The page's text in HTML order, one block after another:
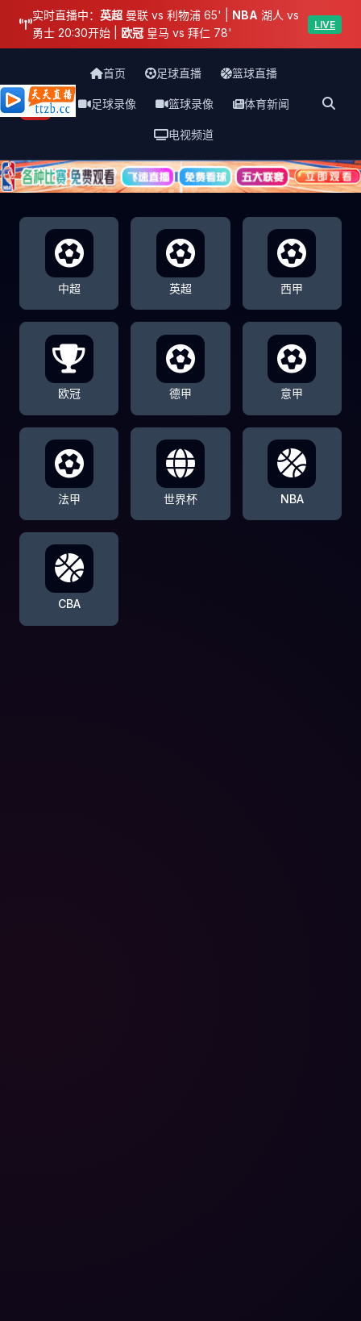
实时直播中： 英超 曼联 vs 利物浦 65' | NBA 湖人 vs
勇士 20:30开始 | 欧冠 皇马 vs 拜仁 78'
LIVE
天天直播网
首页 足球直播 篮球直播
足球录像 篮球录像 体育新闻
电视频道
中超 英超 西甲
欧冠 德甲 意甲
法甲 世界杯 NBA
CBA